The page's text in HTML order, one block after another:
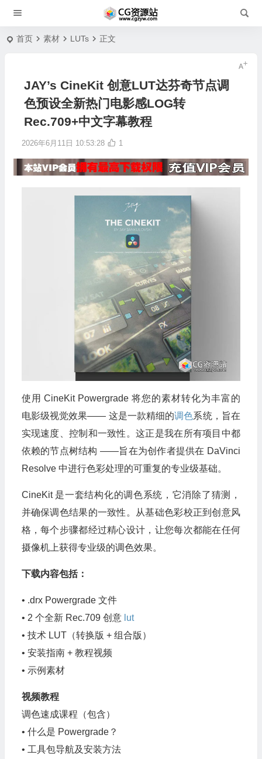
首页 素材 LUTs 正文
JAY’s CineKit 创意LUT达芬奇节点调
色预设全新热门电影感LOG转
Rec.709+中文字幕教程
2026年6月11日 10:53:28 1
使用 CineKit Powergrade 将您的素材转化为丰富的
电影级视觉效果—— 这是一款精细的调色系统，旨在
实现速度、控制和一致性。这正是我在所有项目中都
依赖的节点树结构 ——旨在为创作者提供在 DaVinci
Resolve 中进行色彩处理的可重复的专业级基础。
CineKit 是一套结构化的调色系统，它消除了猜测，
并确保调色结果的一致性。从基础色彩校正到创意风
格，每个步骤都经过精心设计，让您每次都能在任何
摄像机上获得专业级的调色效果。
下载内容包括：
• .drx Powergrade 文件
• 2 个全新 Rec.709 创意 lut
• 技术 LUT（转换版 + 组合版）
• 安装指南 + 教程视频
• 示例素材
视频教程
调色速成课程（包含）
• 什么是 Powergrade？
• 工具包导航及安装方法